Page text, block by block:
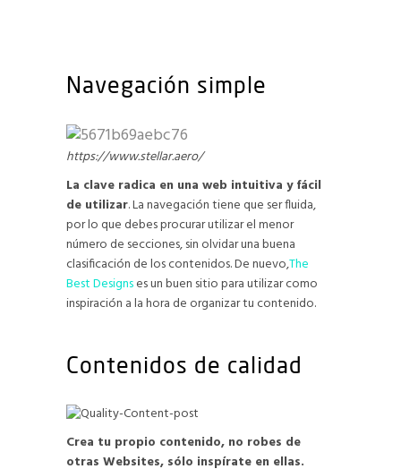
Navegación simple
https://www.stellar.aero/
La clave radica en una web intuitiva y fácil
de utilizar. La navegación tiene que ser fluida,
por lo que debes procurar utilizar el menor
número de secciones, sin olvidar una buena
clasificación de los contenidos. De nuevo,The
Best Designses un buen sitio para utilizar como
inspiración a la hora de organizar tu contenido.
Contenidos de calidad
Crea tu propio contenido, no robes de
otras Websites, sólo inspírate en ellas.